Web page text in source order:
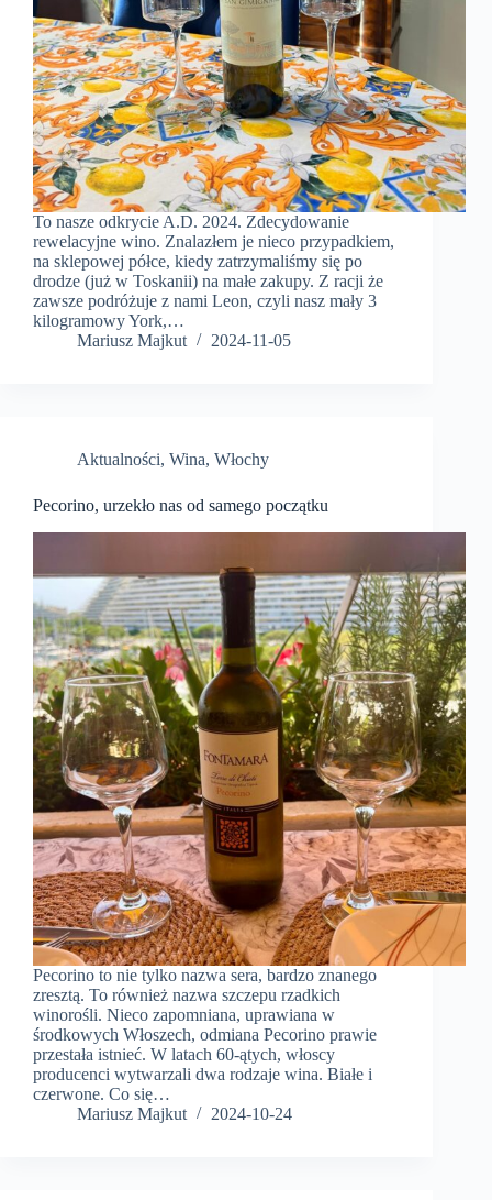
To nasze odkrycie A.D. 2024. Zdecydowanie
rewelacyjne wino. Znalazłem je nieco przypadkiem,
na sklepowej półce, kiedy zatrzymaliśmy się po
drodze (już w Toskanii) na małe zakupy. Z racji że
zawsze podróżuje z nami Leon, czyli nasz mały 3
kilogramowy York,…
Mariusz Majkut
2024-11-05
Aktualności, Wina, Włochy
Pecorino, urzekło nas od samego początku
Pecorino to nie tylko nazwa sera, bardzo znanego
zresztą. To również nazwa szczepu rzadkich
winorośli. Nieco zapomniana, uprawiana w
środkowych Włoszech, odmiana Pecorino prawie
przestała istnieć. W latach 60-ątych, włoscy
producenci wytwarzali dwa rodzaje wina. Białe i
czerwone. Co się…
Mariusz Majkut
2024-10-24